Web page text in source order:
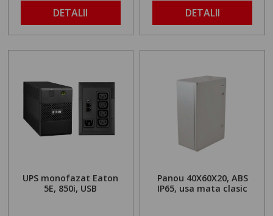
DETALII DETALII
UPS monofazat Eaton
5E, 850i, USB
Panou 40X60X20, ABS
IP65, usa mata clasic